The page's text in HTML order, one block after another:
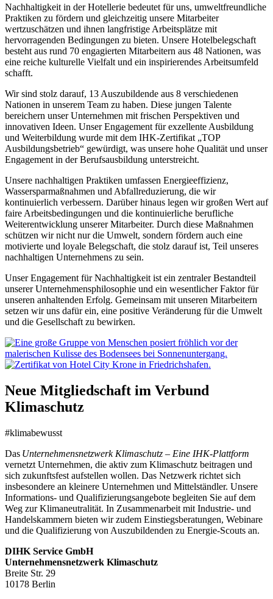
Nachhaltigkeit in der Hotellerie bedeutet für uns, umweltfreundliche
Praktiken zu fördern und gleichzeitig unsere Mitarbeiter
wertzuschätzen und ihnen langfristige Arbeitsplätze mit
hervorragenden Bedingungen zu bieten. Unsere Hotelbelegschaft
besteht aus rund 70 engagierten Mitarbeitern aus 48 Nationen, was
eine reiche kulturelle Vielfalt und ein inspirierendes Arbeitsumfeld
schafft.
Wir sind stolz darauf, 13 Auszubildende aus 8 verschiedenen
Nationen in unserem Team zu haben. Diese jungen Talente
bereichern unser Unternehmen mit frischen Perspektiven und
innovativen Ideen. Unser Engagement für exzellente Ausbildung
und Weiterbildung wurde mit dem IHK-Zertifikat „TOP
Ausbildungsbetrieb“ gewürdigt, was unsere hohe Qualität und unser
Engagement in der Berufsausbildung unterstreicht.
Unsere nachhaltigen Praktiken umfassen Energieeffizienz,
Wassersparmaßnahmen und Abfallreduzierung, die wir
kontinuierlich verbessern. Darüber hinaus legen wir großen Wert auf
faire Arbeitsbedingungen und die kontinuierliche berufliche
Weiterentwicklung unserer Mitarbeiter. Durch diese Maßnahmen
schützen wir nicht nur die Umwelt, sondern fördern auch eine
motivierte und loyale Belegschaft, die stolz darauf ist, Teil unseres
nachhaltigen Unternehmens zu sein.
Unser Engagement für Nachhaltigkeit ist ein zentraler Bestandteil
unserer Unternehmensphilosophie und ein wesentlicher Faktor für
unseren anhaltenden Erfolg. Gemeinsam mit unseren Mitarbeitern
setzen wir uns dafür ein, eine positive Veränderung für die Umwelt
und die Gesellschaft zu bewirken.
Neue Mitgliedschaft im Verbund
Klimaschutz
#klimabewusst
Das Unternehmensnetzwerk Klimaschutz – Eine IHK-Plattform
vernetzt Unternehmen, die aktiv zum Klimaschutz beitragen und
sich zukunftsfest aufstellen wollen. Das Netzwerk richtet sich
insbesondere an kleinere Unternehmen und Mittelständler. Unsere
Informations- und Qualifizierungsangebote begleiten Sie auf dem
Weg zur Klimaneutralität. In Zusammenarbeit mit Industrie- und
Handelskammern bieten wir zudem Einstiegsberatungen, Webinare
und die Qualifizierung von Auszubildenden zu Energie-Scouts an.
DIHK Service GmbH
Unternehmensnetzwerk Klimaschutz
Breite Str. 29
10178 Berlin